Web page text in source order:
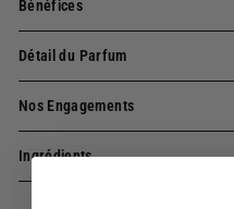
Bénéfices
Détail du Parfum
Nos Engagements
Ingrédients